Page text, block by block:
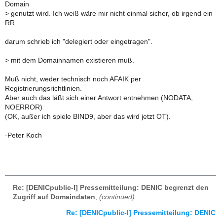
Domain
> genutzt wird. Ich weiß wäre mir nicht einmal sicher, ob irgend ein
RR
darum schrieb ich "delegiert oder eingetragen".
> mit dem Domainnamen existieren muß.
Muß nicht, weder technisch noch AFAIK per
Registrierungsrichtlinien.
Aber auch das läßt sich einer Antwort entnehmen (NODATA,
NOERROR)
(OK, außer ich spiele BIND9, aber das wird jetzt OT).
-Peter Koch
Re: [DENICpublic-l] Pressemitteilung: DENIC begrenzt den
Zugriff auf Domaindaten (continued)
Re: [DENICpublic-l] Pressemitteilung: DENIC